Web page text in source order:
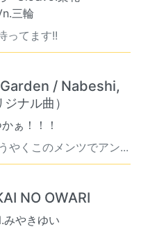
三輪
ってます!!
/ Nabeshi,
ジナル曲）
ぁ！！！
やくこのメンツでアン...
NO OWARI
みやきゆい